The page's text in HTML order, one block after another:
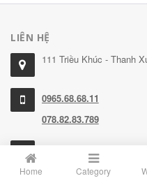
LIÊN HỆ
111 Triều Khúc - Thanh
0965.68.68.11
078.82.83.789
ĐỒ CHƠI CHO TRẺ
Home Category